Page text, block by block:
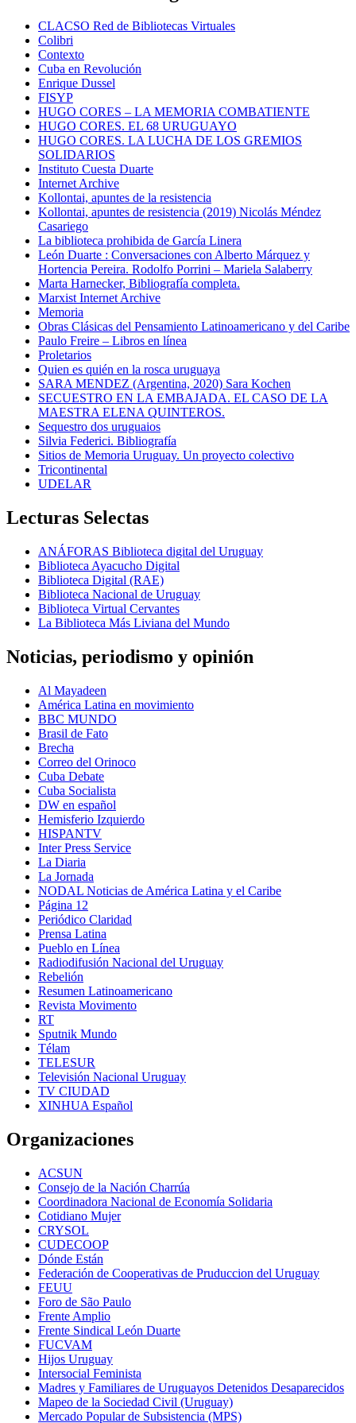
CLACSO Red de Bibliotecas Virtuales
Colibri
Contexto
Cuba en Revolución
Enrique Dussel
FISYP
HUGO CORES – LA MEMORIA COMBATIENTE
HUGO CORES. EL 68 URUGUAYO
HUGO CORES. LA LUCHA DE LOS GREMIOS
SOLIDARIOS
Instituto Cuesta Duarte
Internet Archive
Kollontai, apuntes de la resistencia
Kollontai, apuntes de resistencia (2019) Nicolás Méndez
Casariego
La biblioteca prohibida de García Linera
León Duarte : Conversaciones con Alberto Márquez y
Hortencia Pereira. Rodolfo Porrini – Mariela Salaberry
Marta Harnecker, Bibliografía completa.
Marxist Internet Archive
Memoria
Obras Clásicas del Pensamiento Latinoamericano y del Caribe
Paulo Freire – Libros en línea
Proletarios
Quien es quién en la rosca uruguaya
SARA MENDEZ (Argentina, 2020) Sara Kochen
SECUESTRO EN LA EMBAJADA. EL CASO DE LA
MAESTRA ELENA QUINTEROS.
Sequestro dos uruguaios
Silvia Federici. Bibliografía
Sitios de Memoria Uruguay. Un proyecto colectivo
Tricontinental
UDELAR
Lecturas Selectas
ANÁFORAS Biblioteca digital del Uruguay
Biblioteca Ayacucho Digital
Biblioteca Digital (RAE)
Biblioteca Nacional de Uruguay
Biblioteca Virtual Cervantes
La Biblioteca Más Liviana del Mundo
Noticias, periodismo y opinión
Al Mayadeen
América Latina en movimiento
BBC MUNDO
Brasil de Fato
Brecha
Correo del Orinoco
Cuba Debate
Cuba Socialista
DW en español
Hemisferio Izquierdo
HISPANTV
Inter Press Service
La Diaria
La Jornada
NODAL Noticias de América Latina y el Caribe
Página 12
Periódico Claridad
Prensa Latina
Pueblo en Línea
Radiodifusión Nacional del Uruguay
Rebelión
Resumen Latinoamericano
Revista Movimento
RT
Sputnik Mundo
Télam
TELESUR
Televisión Nacional Uruguay
TV CIUDAD
XINHUA Español
Organizaciones
ACSUN
Consejo de la Nación Charrúa
Coordinadora Nacional de Economía Solidaria
Cotidiano Mujer
CRYSOL
CUDECOOP
Dónde Están
Federación de Cooperativas de Pruduccion del Uruguay
FEUU
Foro de São Paulo
Frente Amplio
Frente Sindical León Duarte
FUCVAM
Hijos Uruguay
Intersocial Feminista
Madres y Familiares de Uruguayos Detenidos Desaparecidos
Mapeo de la Sociedad Civil (Uruguay)
Mercado Popular de Subsistencia (MPS)